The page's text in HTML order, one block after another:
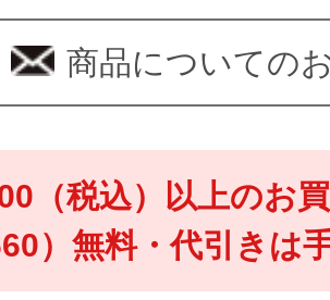
商品についての
（税込）以上のお
）無料・代引きは